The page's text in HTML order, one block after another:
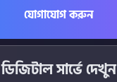
যোগাযোগ করুন
ডিজিটাল সার্ভে দেখুন